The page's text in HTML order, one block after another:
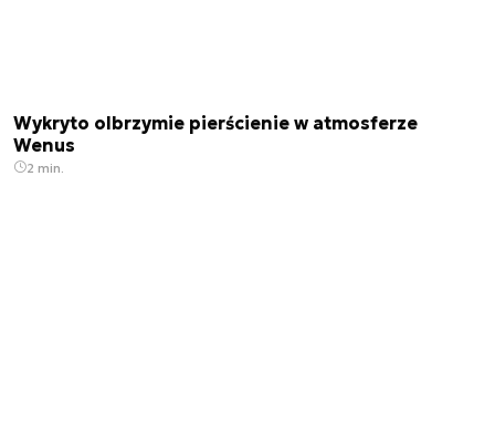
Wykryto olbrzymie pierścienie w atmosferze
Wenus
2 min.